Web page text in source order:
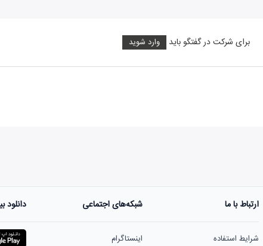
برای شرکت در گفتگو باید وارد شوید
هنوز نظری به ثبت نرسیده‌است.
ارتباط با ما
شرایط استفاده
شبکه‌های اجتماعی
اینستاگرام
دانلود